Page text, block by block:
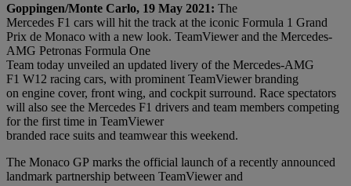
Goppingen/Monte Carlo, 19 May 2021: The
Mercedes F1 cars will hit the track at the iconic Formula 1 Grand
Prix de Monaco with a new look. TeamViewer and the Mercedes-
AMG Petronas Formula One
Team today unveiled an updated livery of the Mercedes-AMG
F1 W12 racing cars, with prominent TeamViewer branding
on engine cover, front wing, and cockpit surround. Race spectators
will also see the Mercedes F1 drivers and team members competing
for the first time in TeamViewer
branded race suits and teamwear this weekend.
The Monaco GP marks the official launch of a recently announced
landmark partnership between TeamViewer and